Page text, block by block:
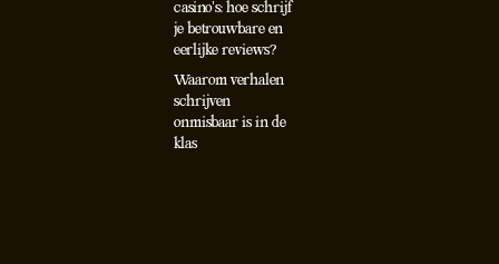
casino’s: hoe schrijf
je betrouwbare en
eerlijke reviews?
Waarom verhalen
schrijven
onmisbaar is in de
klas